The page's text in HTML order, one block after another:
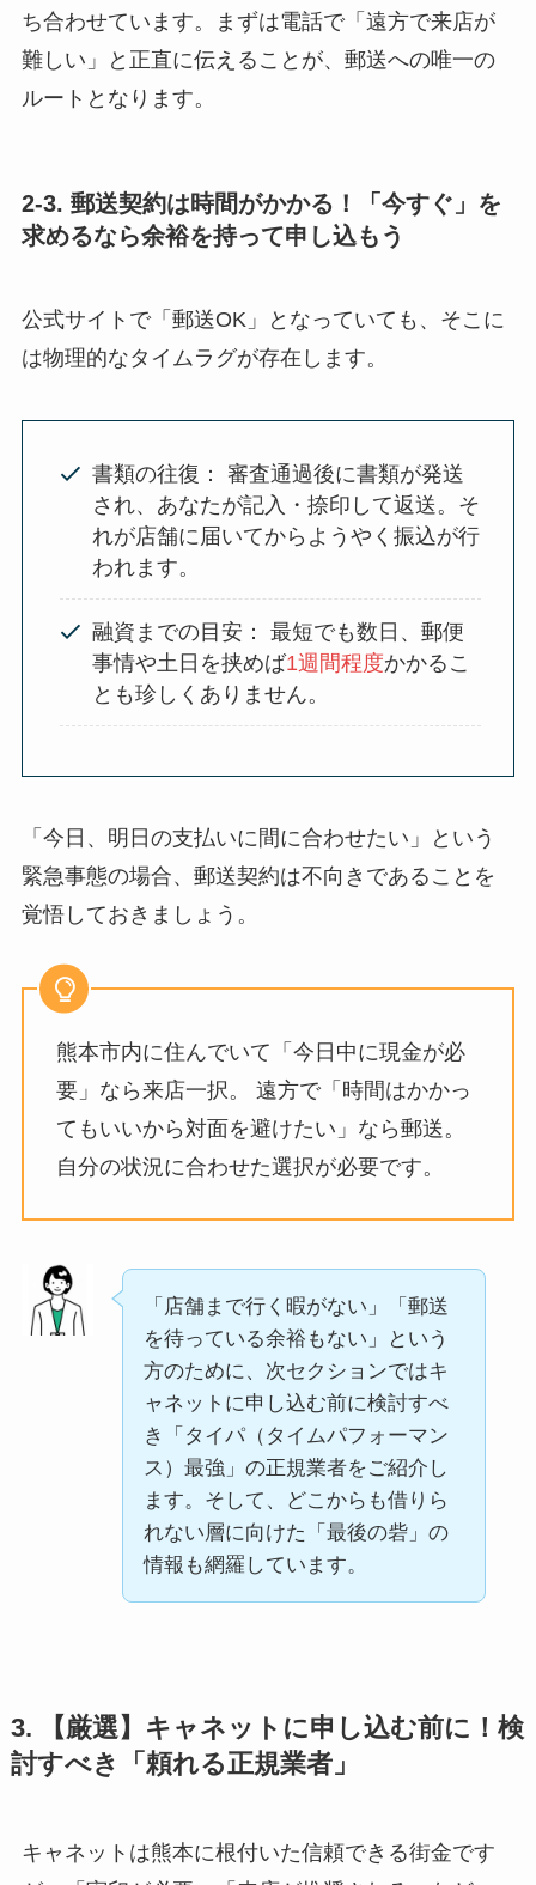
ち合わせています。まずは電話で「遠方で来店が
難しい」と正直に伝えることが、郵送への唯一の
ルートとなります。
2-3. 郵送契約は時間がかかる！「今すぐ」を
求めるなら余裕を持って申し込もう
公式サイトで「郵送OK」となっていても、そこに
は物理的なタイムラグが存在します。
書類の往復： 審査通過後に書類が発送
され、あなたが記入・捺印して返送。そ
れが店舗に届いてからようやく振込が行
われます。
融資までの目安： 最短でも数日、郵便
事情や土日を挟めば1週間程度かかるこ
とも珍しくありません。
「今日、明日の支払いに間に合わせたい」という
緊急事態の場合、郵送契約は不向きであることを
覚悟しておきましょう。
熊本市内に住んでいて「今日中に現金が必
要」なら来店一択。 遠方で「時間はかかっ
てもいいから対面を避けたい」なら郵送。
自分の状況に合わせた選択が必要です。
「店舗まで行く暇がない」「郵送
を待っている余裕もない」という
方のために、次セクションではキ
ャネットに申し込む前に検討すべ
き「タイパ（タイムパフォーマン
ス）最強」の正規業者をご紹介し
ます。そして、どこからも借りら
れない層に向けた「最後の砦」の
情報も網羅しています。
3. 【厳選】キャネットに申し込む前に！検
討すべき「頼れる正規業者」
キャネットは熊本に根付いた信頼できる街金です